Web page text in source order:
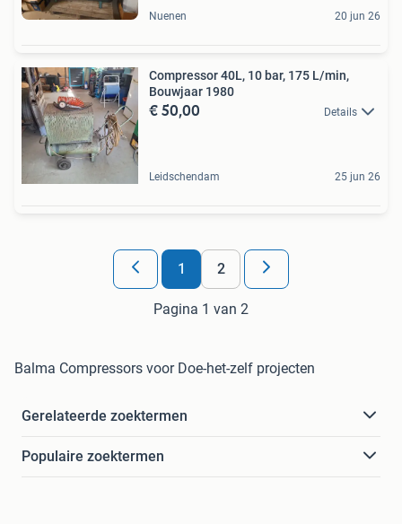
Nuenen 20 jun 26
Compressor 40L, 10 bar, 175 L/min,
Bouwjaar 1980
€ 50,00 Details
Leidschendam 25 jun 26
1 2
Pagina 1 van 2
Balma Compressors voor Doe-het-zelf projecten
Gerelateerde zoektermen
Populaire zoektermen